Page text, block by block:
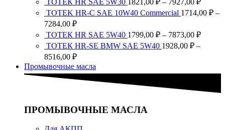
цен:
TOTEK HR-C SAE 10W40 Commercial 1714,00 ₽ –
7284,00 ₽Диапазон
цен:
1714,00 ₽
–
ТОТЕК HR SAE 5W40 1799,00 ₽ – 7873,00 ₽
ТОТЕК HR-SE BMW SAE 5W40 1928,00 ₽ –
8516,00 ₽Диапазон
цен:
1928,00 ₽
Промывочные масла
ПРОМЫВОЧНЫЕ МАСЛА